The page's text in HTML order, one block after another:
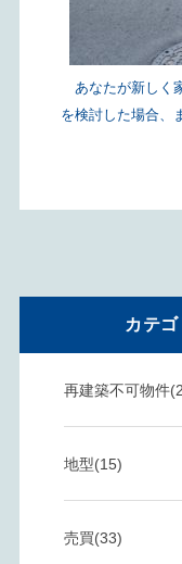
あなたが新しく
を検討した場合、
カテ
再建築不可物件
地型(15)
売買(33)